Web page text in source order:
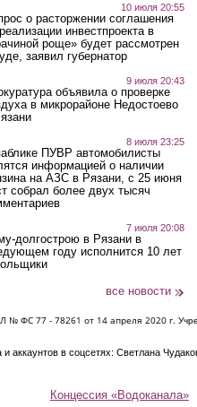
10 июля 20:55
о расторжении соглашения
инвестпроекта в
роще» будет рассмотрен
заявил губернатор
9 июля 20:43
объявила о проверке
в микрорайоне Недостоево
8 июля 23:25
ПУВР автомобилисты
информацией о наличии
на АЗС в Рязани, с 25 июня
собрал более двух тысяч
7 июля 20:08
долгострою в Рязани в
году исполнится 10 лет
все новости
№ ФС 77 - 78261 от 14 апреля 2020 г.
аккаунтов в соцсетях: Светлана
Концессия «Водоканала»